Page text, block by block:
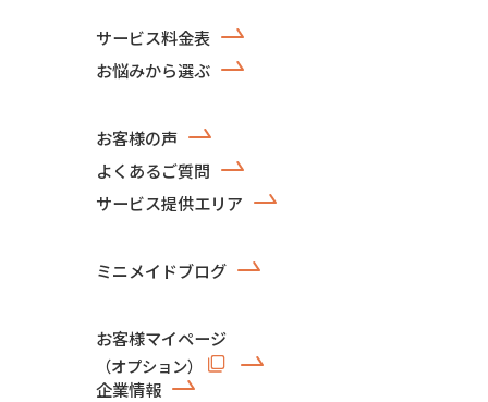
サービス料金表
お悩みから選ぶ
お客様の声
よくあるご質問
サービス提供エリア
ミニメイドブログ
お客様マイページ
（オプション）
企業情報